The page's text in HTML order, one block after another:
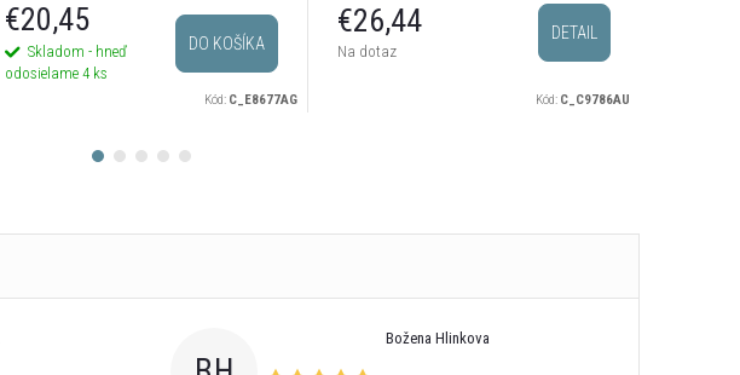
€20,45
Skladom - hneď
odosielame 4 ks
DO KOŠÍKA
Kód: C_E8677AG
€26,44
Na dotaz
DETAIL
Kód: C_C9786AU
Božena Hlinkova